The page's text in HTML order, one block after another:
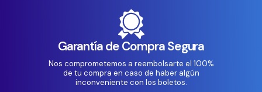
Garantía de Compra Segura
Nos comprometemos a reembolsarte el 100%
de tu compra en caso de haber algún
inconveniente con los boletos.